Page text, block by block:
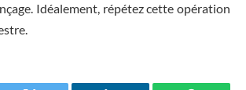
Idéalement, répétez cette opération